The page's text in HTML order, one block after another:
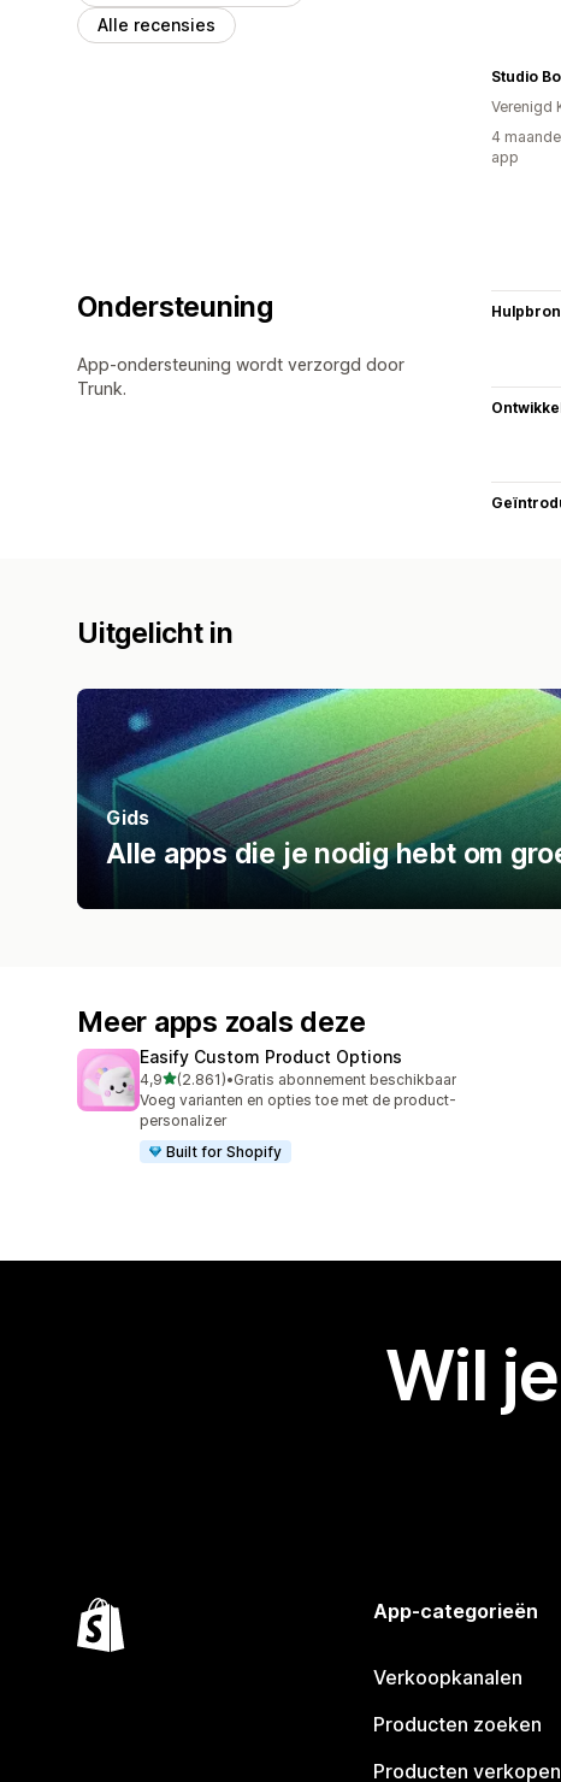
Alle recensies
Studio
Verenigd
4
app
Ondersteuning
App-ondersteuning wordt verzorgd door
Trunk.
Uitgelicht in
Gids
Alle apps die je nodig hebt om
Meer apps zoals deze
Easify Custom Product Options
4,9van 5 sterren
(2.861)
2861 recensies in totaal
•Gratis abonnement beschikbaar
Voeg varianten en opties toe met de product-
personalizer
Built for Shopify
Wil
App-categorieën
Verkoopkanalen
Producten zoeken
Producten verkopen